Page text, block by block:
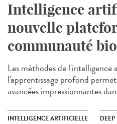
Intelligence
nouvelle
communauté
Les méthodes de
l'apprentissage profond
avancées impressionnantes
INTELLIGENCE ARTIFICIELLE